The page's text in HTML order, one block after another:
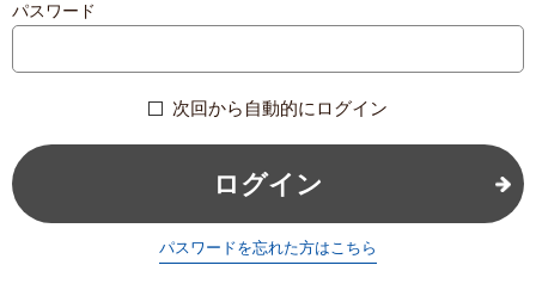
パスワード
次回から自動的にログイン
ログイン
パスワードを忘れた方はこちら